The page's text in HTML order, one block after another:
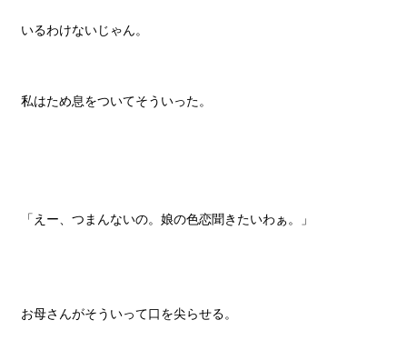
いるわけないじゃん。
私はため息をついてそういった。
「えー、つまんないの。娘の色恋聞きたいわぁ。」
お母さんがそういって口を尖らせる。